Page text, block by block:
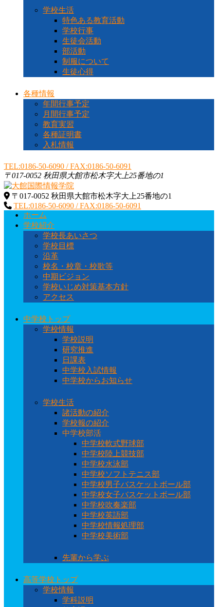
学校生活
特色ある教育活動
学校行事
生徒会活動
部活動
制服について
生徒心得
各種情報
年間行事予定
月間行事予定
教育実習
各種証明書
入札情報
TEL:0186-50-6090 / FAX:0186-50-6091
〒017-0052 秋田県大館市松木字大上25番地の1
大館国際情報学院
秋田県大館市に位置する秋田県北地域唯一の中高一貫教育校
です
〒017-0052 秋田県大館市松木字大上25番地の1
TEL:0186-50-6090 / FAX:0186-50-6091
ホーム
学校紹介
学校長あいさつ
学校目標
沿革
校名・校章・校歌等
中期ビジョン
学校いじめ対策基本方針
アクセス
中学校トップ
学校情報
学校説明
研究推進
日課表
中学校入試情報
中学校からお知らせ
学校生活
諸活動の紹介
学校報の紹介
中学校部活
中学校軟式野球部
中学校陸上競技部
中学校水泳部
中学校ソフトテニス部
中学校男子バスケットボール部
中学校女子バスケットボール部
中学校吹奏楽部
中学校英語部
中学校情報処理部
中学校美術部
先輩から学ぶ
高等学校トップ
学校情報
学科説明